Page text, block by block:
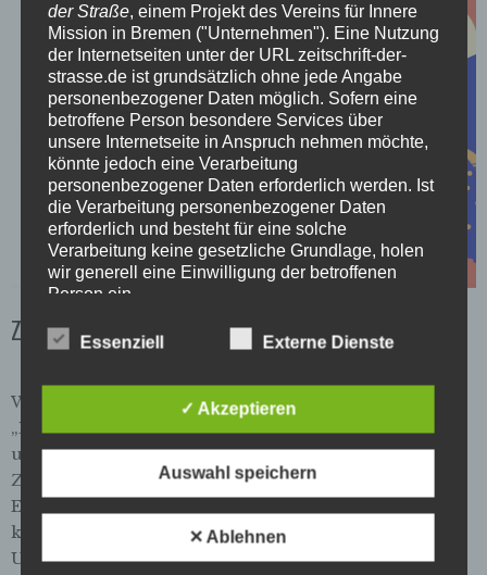
ZdS bei Lichter der Neustadt 2025
Wir sind dieses Jahr wieder auf dem Wintermarkt
„Lichter der Neustadt“ (KulturKraken e.V.) An
unserem Stand erhaltet ihr aktuelle und vergriffene
ZdS-Ausgaben, selbstgekochte Marmelade unserer
Ehrenamtlichen und mehr. An den folgenden Tagen
könnt ihr uns antreffen : Freitag, 28.11.2515:30–22:15
Uhr und Donnerstag, 4.12.2516:00–22:15 Uhr Über
der Straße, einem Projekt des Vereins für Innere
Mission in Bremen ("Unternehmen"). Eine Nutzung
der Internetseiten unter der URL zeitschrift-der-
strasse.de ist grundsätzlich ohne jede Angabe
personenbezogener Daten möglich. Sofern eine
betroffene Person besondere Services über
unsere Internetseite in Anspruch nehmen möchte,
könnte jedoch eine Verarbeitung
personenbezogener Daten erforderlich werden. Ist
die Verarbeitung personenbezogener Daten
erforderlich und besteht für eine solche
Verarbeitung keine gesetzliche Grundlage, holen
wir generell eine Einwilligung der betroffenen
Person ein.
Die Verarbeitung personenbezogener Daten,
Adresse oder Telefonnummer einer betroffenen
Person, erfolgt stets im Einklang mit der
Datenschutz-Grundverordnung und in
Übereinstimmung mit den für uns geltenden
landesspezifischen Datenschutzbestimmungen.
Mittels dieser Datenschutzerklärung möchte unser
Unternehmen die Öffentlichkeit über Art, Umfang
und Zweck der von uns erhobenen, genutzten und
verarbeiteten personenbezogenen Daten
Essenziell Externe Dienste
✓ Akzeptieren
Auswahl speichern
✕ Ablehnen